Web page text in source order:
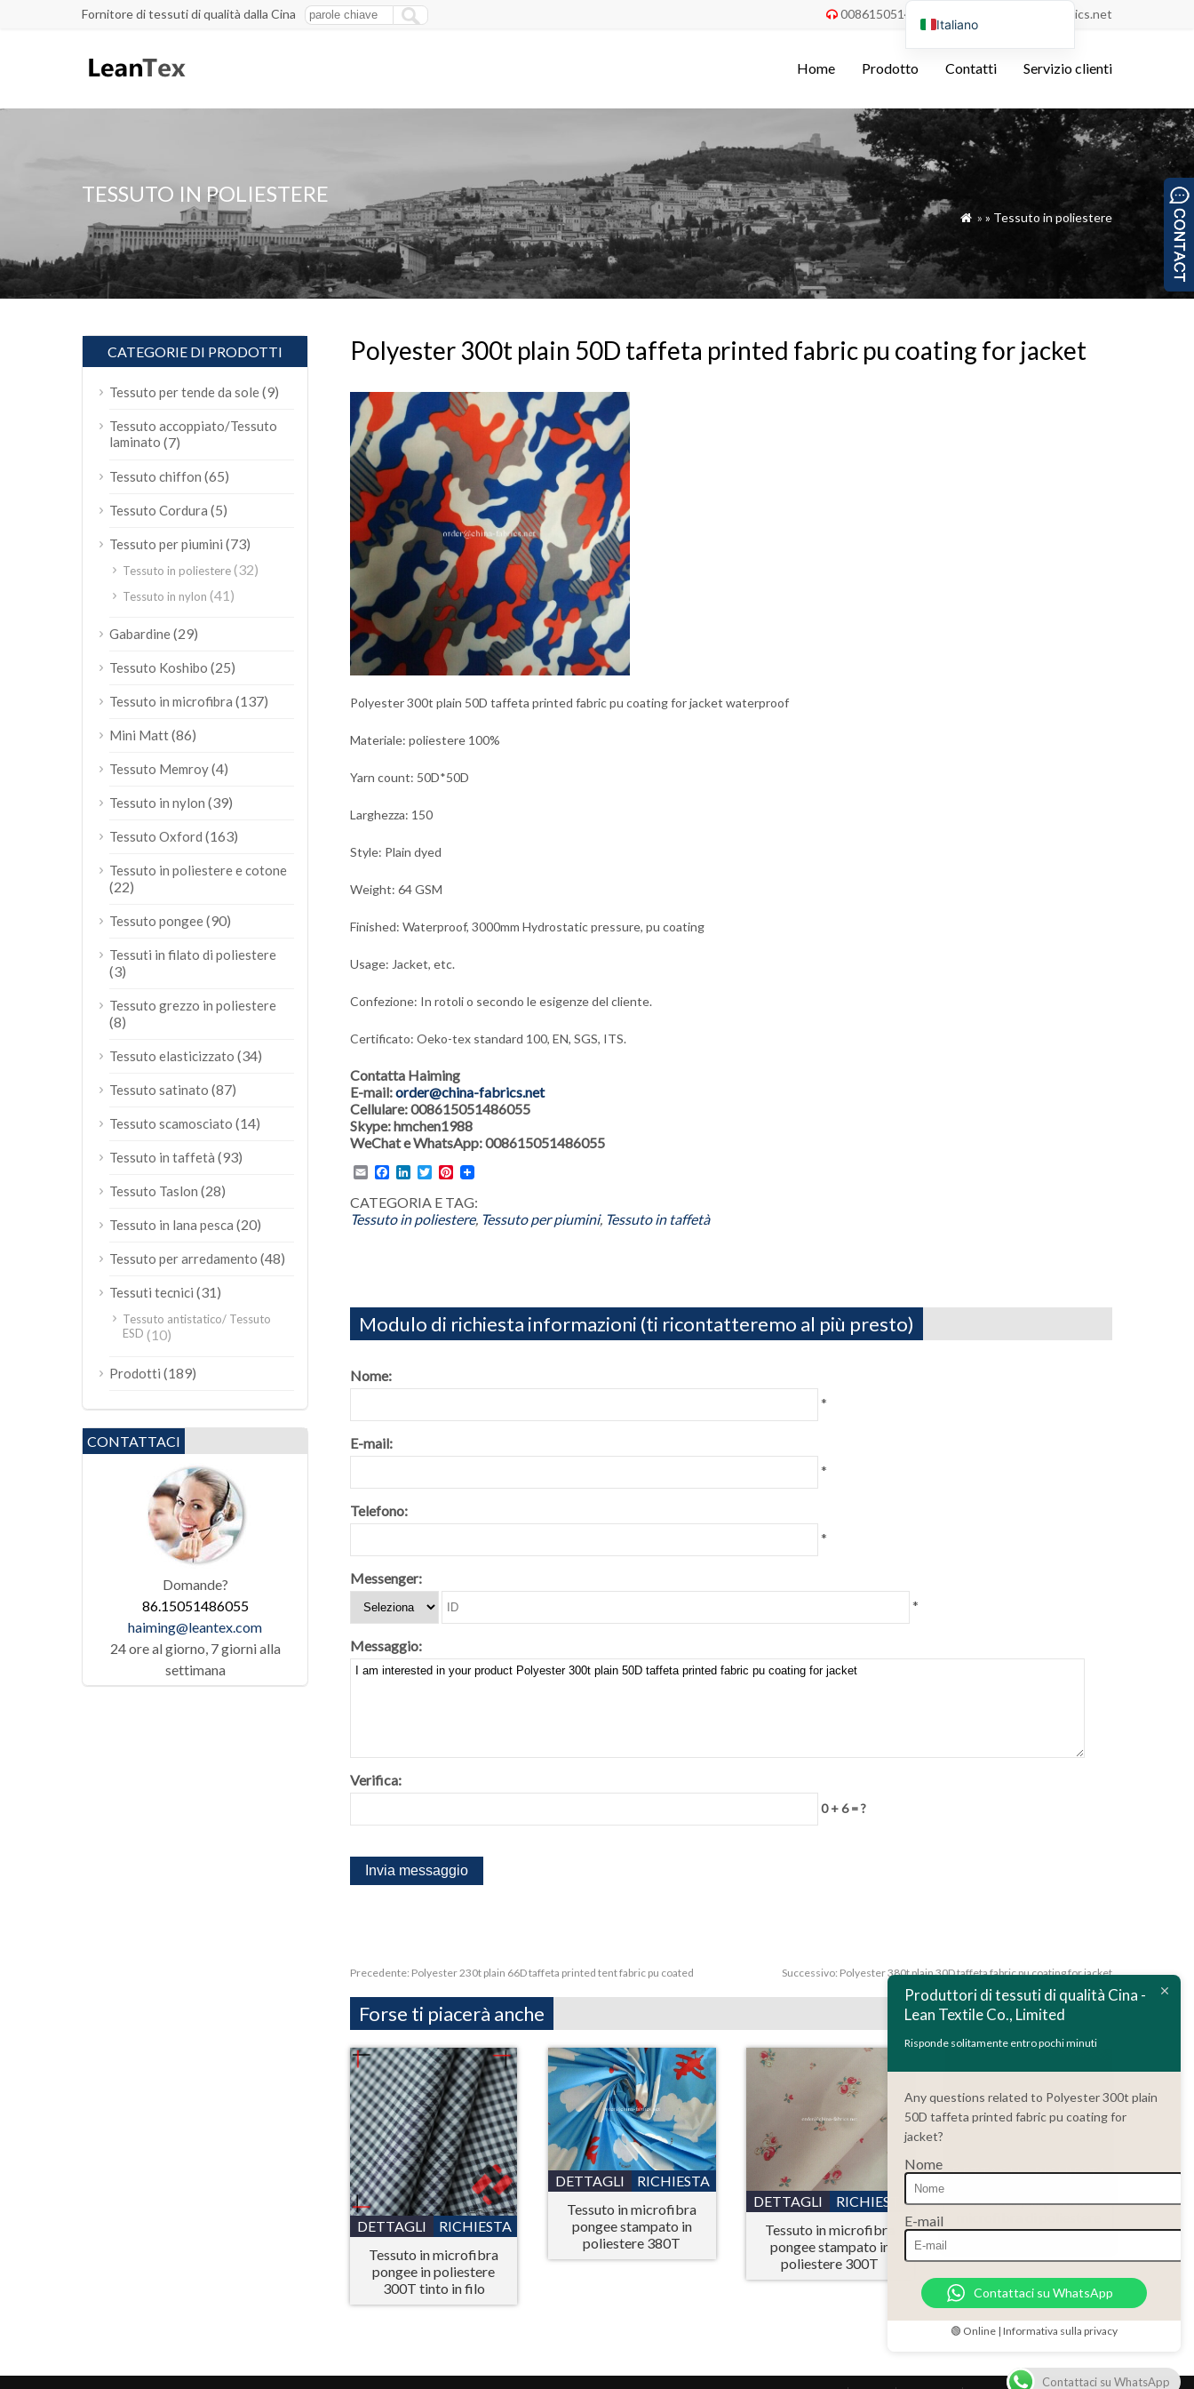
Fornitore di tessuti di qualità dalla Cina  008615051486055 order@china-fabrics.net
Home Prodotto Contatti Servizio clienti
TESSUTO IN POLIESTERE
 » » Tessuto in poliestere
Polyester 300t plain 50D taffeta printed fabric pu coating for jacket
Polyester 300t plain 50D taffeta printed fabric pu coating for jacket waterproof
Materiale: poliestere 100%
Yarn count: 50D*50D
Larghezza: 150
Style: Plain dyed
Weight: 64 GSM
Finished: Waterproof, 3000mm Hydrostatic pressure, pu coating
Usage: Jacket, etc.
Confezione: In rotoli o secondo le esigenze del cliente.
Certificato: Oeko-tex standard 100, EN, SGS, ITS.
Contatta Haiming
E-mail:order@china-fabrics.net
Cellulare: 008615051486055
Skype: hmchen1988
WeChat e WhatsApp: 008615051486055
EmailFacebook
LinkedIn
TwitterPinterest
CATEGORIA E TAG:
Tessuto in poliestere, Tessuto per piumini, Tessuto in taffetà
Modulo di richiesta informazioni (ti ricontatteremo al più presto)
Nome:
*
E-mail:
*
Telefono:
*
Messenger:
*
Messaggio:
Verifica:
0 + 6 = ?
Precedente: Polyester 230t plain 66D taffeta printed tent fabric pu coated Successivo: Polyester 380t plain 30D taffeta fabric pu coating for jacket
Forse ti piacerà anche
DETTAGLI
RICHIESTA
Tessuto in microfibra
pongee in poliestere
300T tinto in filo
DETTAGLI
RICHIESTA
Tessuto in microfibra
pongee stampato in
poliestere 380T
DETTAGLI
RICHIESTA
Tessuto in microfibra
pongee stampato in
poliestere 300T
DETTAGLI
RICHIESTA
Tessuto jacquard in
380T
CATEGORIE DI PRODOTTI
Tessuto per tende da sole(9)
Tessuto accoppiato/Tessuto
laminato (7)
Tessuto chiffon (65)
Tessuto Cordura (5)
Tessuto per piumini (73)
Tessuto in poliestere(32)
Tessuto in nylon (41)
Gabardine(29)
Tessuto Koshibo (25)
Tessuto in microfibra (137)
Mini Matt(86)
Tessuto Memroy(4)
Tessuto in nylon (39)
Tessuto Oxford (163)
Tessuto in poliestere e cotone
(22)
Tessuto pongee(90)
Tessuti in filato di poliestere
(3)
Tessuto grezzo in poliestere
(8)
Tessuto elasticizzato (34)
Tessuto satinato (87)
Tessuto scamosciato (14)
Tessuto in taffetà (93)
Tessuto Taslon (28)
Tessuto in lana pesca (20)
Tessuto per arredamento (48)
Tessuti tecnici (31)
Tessuto antistatico/ Tessuto
ESD (10)
Prodotti (189)
CONTATTACI
Domande?
86.15051486055
haiming@leantex.com
24 ore al giorno, 7 giorni alla
settimana
Produttori di tessuti di qualità Cina -
Lean Textile Co., Limited
Risponde solitamente entro pochi minuti
Any questions related to Polyester 300t plain
50D taffeta printed fabric pu coating for
jacket?
Nome
E-mail
Contattaci su WhatsApp
🟢 Online | Informativa sulla privacy
Contattaci su WhatsApp
Italiano
Deutsch
Français
Español
Português do Brasil
Türkçe
Tiếng Việt
Bahasa Indonesia